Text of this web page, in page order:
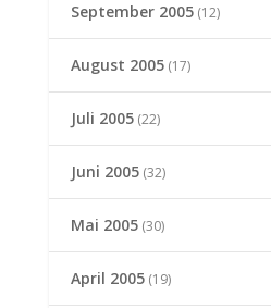
September 2005(12)
August 2005(17)
Juli 2005(22)
Juni 2005(32)
Mai 2005(30)
April 2005(19)